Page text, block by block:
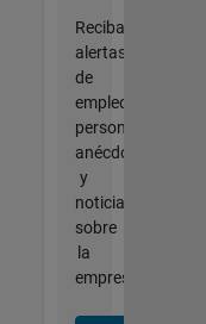
Reciba
alertas
de
empleo
personalizadas,
anécdotas
y
noticias
sobre
la
empresa.